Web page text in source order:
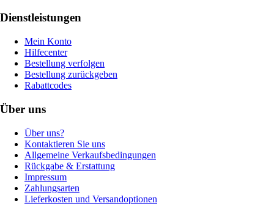
Dienstleistungen
Mein Konto
Hilfecenter
Bestellung verfolgen
Bestellung zurückgeben
Rabattcodes
Über uns
Über uns?
Kontaktieren Sie uns
Allgemeine Verkaufsbedingungen
Rückgabe & Erstattung
Impressum
Zahlungsarten
Lieferkosten und Versandoptionen